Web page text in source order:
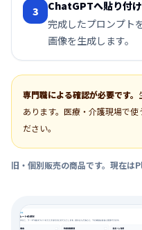
3
ChatGPTへ貼り付
完成したプロンプト
画像を生成します。
専門職による確認が必要です。
あります。医療・介護現場で
ださい。
旧・個別販売の商品です。現在は